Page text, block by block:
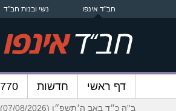
חב"ד אינפו נשי ובנות חב"ד
דף ראשי חדשות 770
ב''ה כ״ד באב ה׳תשפ״ו (07/08/2026)